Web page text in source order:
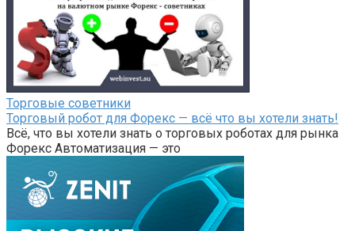
Торговые советники
Торговый робот для Форекс — всё что вы хотели знать!
Всё, что вы хотели знать о торговых роботах для рынка
Форекс Автоматизация — это